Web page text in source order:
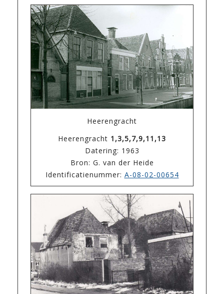
Heerengracht
Heerengracht 1,3,5,7,9,11,13
Datering: 1963
Bron: G. van der Heide
Identificatienummer: A-08-02-00654